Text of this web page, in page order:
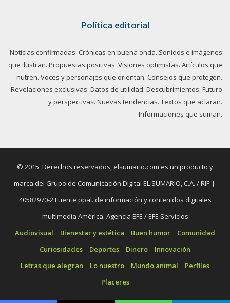
Política editorial
Noticias confirmadas. Crónicas en buena onda. Sonidos e imágenes
que ilustran. Propuestas positivas. Visiones optimistas. Artículos que
nutren. Voces y personajes que orientan. Consejos que protegen.
Revelaciones exclusivas. Datos de utilidad. Descubrimientos. Futuro
y perspectivas. Nuevas tendencias. Textos que aclaran.
Informaciones que suman.
© 2015. Derechos reservados, elsumario.com es un producto y
marca del Grupo de Comunicación Digital EL SUMARIO, C.A. / RIF: J-
40582970-2 Fuente ppal. de información y contenidos digitales
multimedia América: Agencia EFE / EFE Servicios
Audiovisual
Bienestar y estética Buen humor
Comunidad
Curiosidades
Deportes Dinero
Innovación
Letras que alegran
Lo nuestro Mundo animal
Perfiles
Placeres